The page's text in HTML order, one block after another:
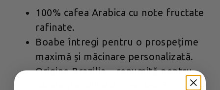
100% cafea Arabica cu note fructate
rafinate.
Boabe întregi pentru o prospețime
maximă și măcinare personalizată.
Origine Brazilia – renumită pentru